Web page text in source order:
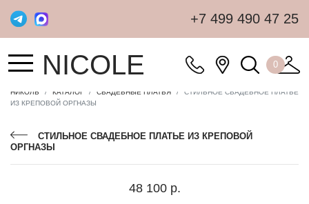
+7 499 490 47 25
NICOLE 0
НИКОЛЬ КАТАЛОГ СВАДЕБНЫЕ ПЛАТЬЯ
СТИЛЬНОЕ СВАДЕБНОЕ ПЛАТЬЕ
ИЗ КРЕПОВОЙ ОРГНАЗЫ
СТИЛЬНОЕ СВАДЕБНОЕ ПЛАТЬЕ ИЗ КРЕПОВОЙ
ОРГНАЗЫ
48 100 р.